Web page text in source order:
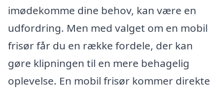
imødekomme dine behov, kan være en
udfordring. Men med valget om en mobil
frisør får du en række fordele, der kan
gøre klipningen til en mere behagelig
oplevelse. En mobil frisør kommer direkte